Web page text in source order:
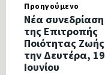
Προηγούμενο
Νέα συνεδρίαση
της Επιτροπής
Ποιότητας Ζωής
την Δευτέρα, 19
Ιουνίου